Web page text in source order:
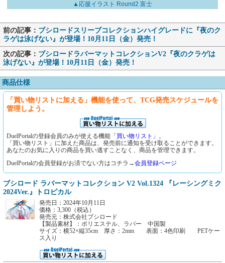
▲応援イラスト Round2 富士
前の記事： ブシロードスリーブコレクションハイグレードに『夜のク
ラゲは泳げない』が登場！10月11日（金）発売！
次の記事： ブシロードラバーマットコレクションV2『夜のクラゲは
泳げない』が登場！10月11日（金）発売！
商品仕様
「買い物リストに加える」機能を使って、TCG発売スケジュールを
管理しよう。
DuelPortalの登録会員のみが使える機能 「買い物リスト」 。
「買い物リスト」に加えた商品は、発売前に通知を受け取ることができます。
あなたのお気に入りの商品を買い逃すことなく、商品を管理できます。
DuelPortalの会員登録がお済でない方はコチラ→会員登録ページ
ブシロード ラバーマットコレクション V2 Vol.1324 『レーシングミク
2024Ver.』トロピカル
発売日：2024年10月11日
価格：3,300（税込）
発売元：株式会社ブシロード
【製品素材】：ポリエステル、ラバー 中国製
サイズ：横52×縦35cm 厚さ：2mm 表面：4色印刷 PETケー
ス入り